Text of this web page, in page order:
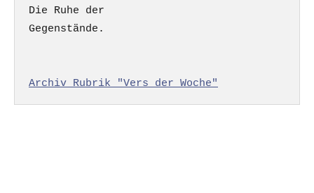
Die Ruhe der
Gegenstände.
Archiv Rubrik "Vers der Woche"